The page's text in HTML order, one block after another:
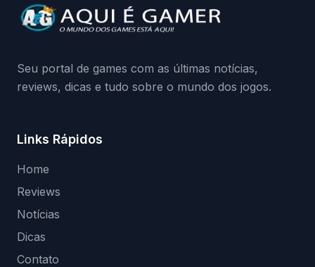
da Playground: negação do preload,
medidas contra acessos não autorizados
Seu portal de games com as últimas notícias,
reviews, dicas e tudo sobre o mundo dos jogos.
Links Rápidos
Home
Reviews
Notícias
Dicas
Contato